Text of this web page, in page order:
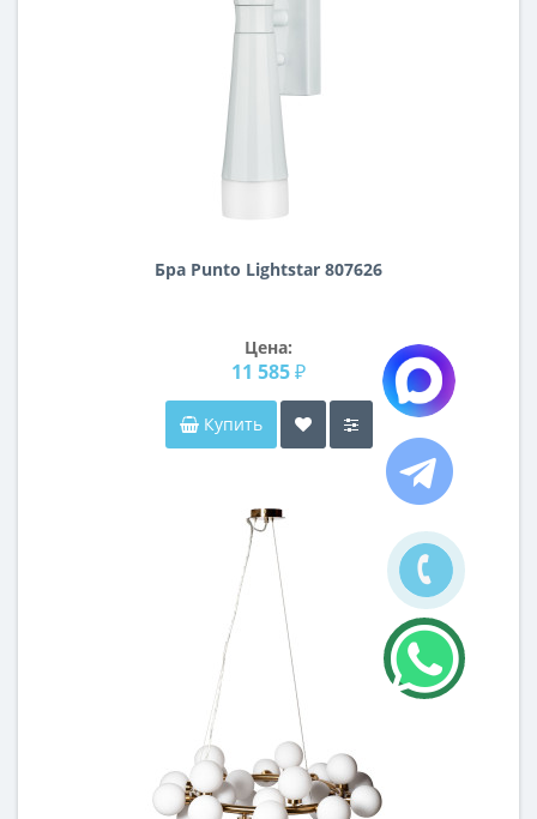
Бра Punto Lightstar 807626
Цена:
11 585 ₽
Купить